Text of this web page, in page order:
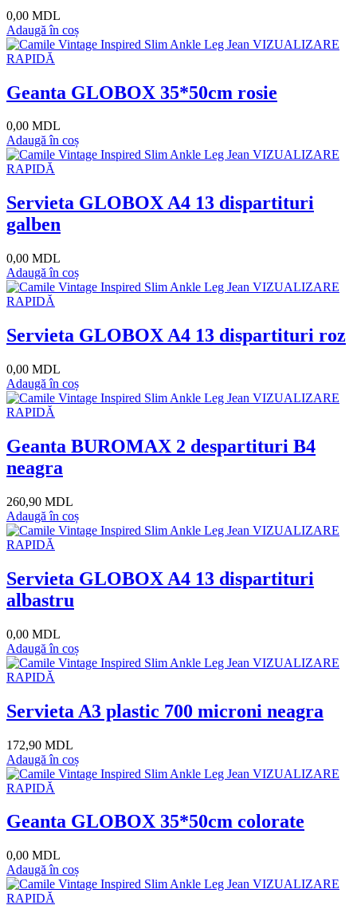
0,00 MDL
Adaugă în coș
VIZUALIZARE
RAPIDĂ
Geanta GLOBOX 35*50cm rosie
0,00 MDL
Adaugă în coș
VIZUALIZARE
RAPIDĂ
Servieta GLOBOX A4 13 dispartituri
galben
0,00 MDL
Adaugă în coș
VIZUALIZARE
RAPIDĂ
Servieta GLOBOX A4 13 dispartituri roz
0,00 MDL
Adaugă în coș
VIZUALIZARE
RAPIDĂ
Geanta BUROMAX 2 despartituri B4
neagra
260,90 MDL
Adaugă în coș
VIZUALIZARE
RAPIDĂ
Servieta GLOBOX A4 13 dispartituri
albastru
0,00 MDL
Adaugă în coș
VIZUALIZARE
RAPIDĂ
Servieta A3 plastic 700 microni neagra
172,90 MDL
Adaugă în coș
VIZUALIZARE
RAPIDĂ
Geanta GLOBOX 35*50cm colorate
0,00 MDL
Adaugă în coș
VIZUALIZARE
RAPIDĂ